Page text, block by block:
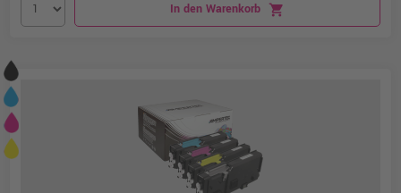
In den Warenkorb shopping_cart